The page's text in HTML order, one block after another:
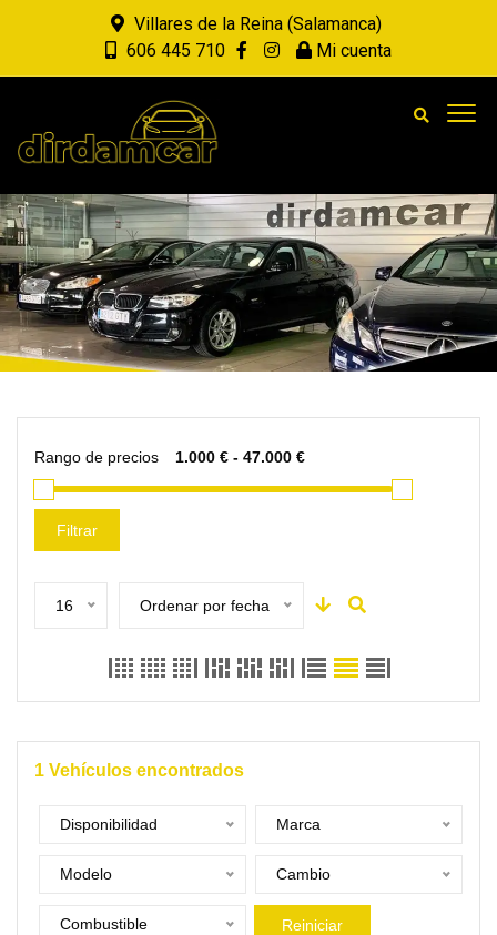
Villares de la Reina (Salamanca)
606 445 710
Mi cuenta
Rango de precios
Filtrar
16 Ordenar por fecha
1 Vehículos encontrados
Disponibilidad Marca
Modelo Cambio
Combustible Reiniciar